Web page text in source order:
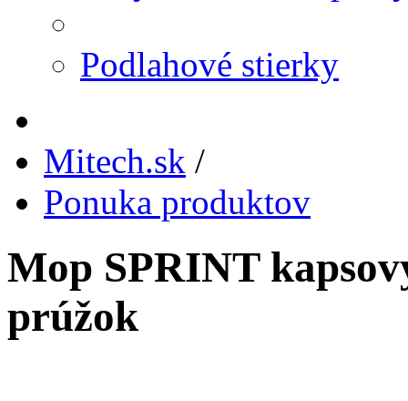
Podlahové stierky
Mitech.sk /
Ponuka produktov
Mop SPRINT
prúžok